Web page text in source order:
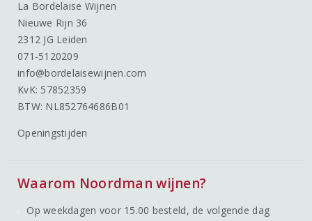
La Bordelaise Wijnen
Nieuwe Rijn 36
2312 JG Leiden
071-5120209
info@bordelaisewijnen.com
KvK: 57852359
BTW: NL852764686B01
Openingstijden
Waarom Noordman wijnen?
Op weekdagen voor 15.00 besteld, de volgende dag